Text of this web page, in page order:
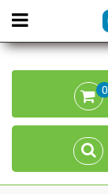
Open menu
0